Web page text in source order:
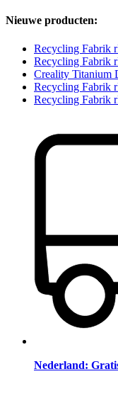
Nieuwe producten:
Recycling Fabrik
Recycling Fabrik
Creality Titanium
Recycling Fabrik
Recycling Fabrik
Nederland: